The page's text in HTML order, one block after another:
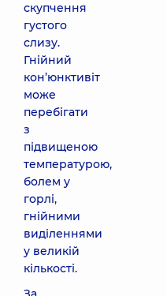
скупчення
густого
слизу.
Гнійний
кон’юнктивіт
може
перебігати
з
підвищеною
температурою,
болем у
горлі,
гнійними
виділеннями
у великій
кількості.